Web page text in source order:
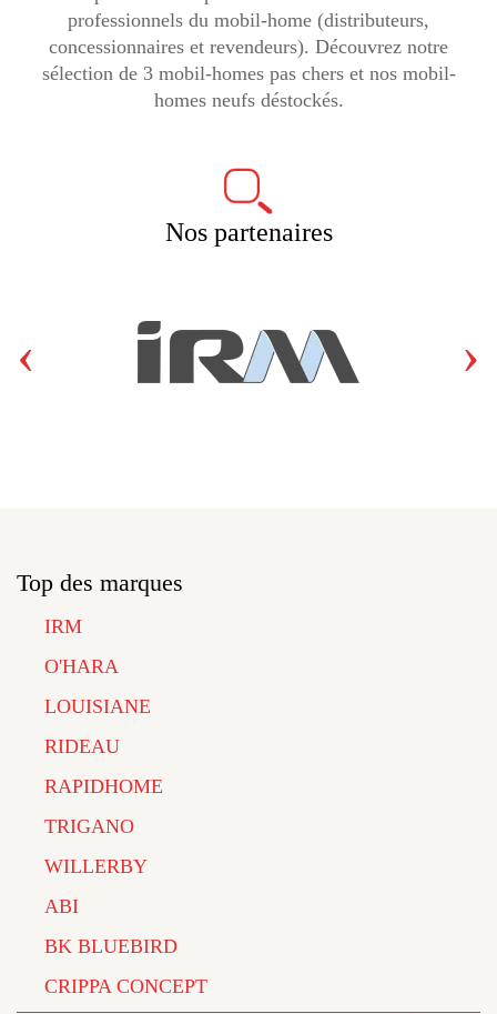
professionnels du mobil-home (distributeurs,
concessionnaires et revendeurs). Découvrez notre
sélection de 3 mobil-homes pas chers et nos mobil-
homes neufs déstockés.
Nos partenaires
‹ ›
Top des marques
IRM
O'HARA
LOUISIANE
RIDEAU
RAPIDHOME
TRIGANO
WILLERBY
ABI
BK BLUEBIRD
CRIPPA CONCEPT